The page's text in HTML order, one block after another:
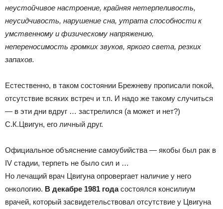
неустойчивое настроение, крайняя нетерпеливость,
неусидчивость, нарушение сна, утрата способности к
умственному и физическому напряжению,
непереносимость громких звуков, яркого света, резких
запахов.
Естественно, в таком состоянии Брежневу прописали покой,
отсутствие всяких встреч и т.п. И надо же такому случиться
— в эти дни вдруг … застрелился (а может и нет?)
С.К.Цвигун, его личный друг.
Официальное объяснение самоубийства — якобы был рак в
IV стадии, терпеть не было сил и …
Но лечащий врач Цвигуна опровергает наличие у него
онкологию. В декабре 1981 годасостоялся консилиум
врачей, который засвидетельствовал отсутствие у Цвигуна